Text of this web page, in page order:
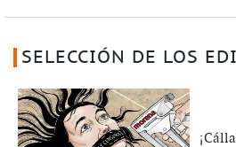
SELECCIÓN DE LOS